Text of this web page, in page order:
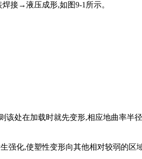
接→液压成形,如图9-1所示。
处在加载时就先变形,相应地曲率半
化,使塑性变形向其他相对较弱的区